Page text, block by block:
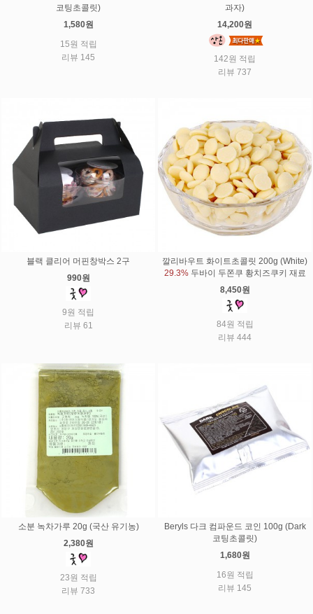
코팅초콜릿)
1,580원
15원 적립
리뷰 145
과자)
14,200원
142원 적립
리뷰 737
블랙 클리어 머핀창박스 2구
990원
9원 적립
리뷰 61
깔리바우트 화이트초콜릿 200g (White)
29.3%두바이 두쫀쿠 황치즈쿠키 재료
8,450원
84원 적립
리뷰 444
소분 녹차가루 20g (국산 유기농)
2,380원
23원 적립
리뷰 733
Beryls 다크 컴파운드 코인 100g (Dark
코팅초콜릿)
1,680원
16원 적립
리뷰 145